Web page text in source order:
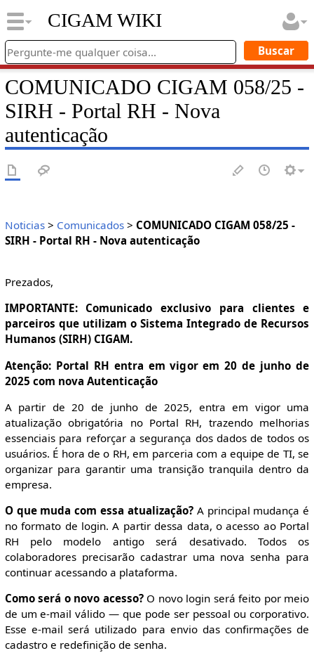
CIGAM WIKI
COMUNICADO CIGAM 058/25 -
SIRH - Portal RH - Nova
autenticação
Noticias> Comunicados> COMUNICADO CIGAM 058/25 -
SIRH - Portal RH - Nova autenticação
Prezados,
IMPORTANTE: Comunicado exclusivo para clientes e
parceiros que utilizam o Sistema Integrado de Recursos
Humanos (SIRH) CIGAM.
Atenção: Portal RH entra em vigor em 20 de junho de
2025 com nova Autenticação
A partir de 20 de junho de 2025, entra em vigor uma
atualização obrigatória no Portal RH, trazendo melhorias
essenciais para reforçar a segurança dos dados de todos os
usuários. É hora de o RH, em parceria com a equipe de TI, se
organizar para garantir uma transição tranquila dentro da
empresa.
O que muda com essa atualização?A principal mudança é
no formato de login. A partir dessa data, o acesso ao Portal
RH pelo modelo antigo será desativado. Todos os
colaboradores precisarão cadastrar uma nova senha para
continuar acessando a plataforma.
Como será o novo acesso?O novo login será feito por meio
de um e-mail válido — que pode ser pessoal ou corporativo.
Esse e-mail será utilizado para envio das confirmações de
cadastro e redefinição de senha.